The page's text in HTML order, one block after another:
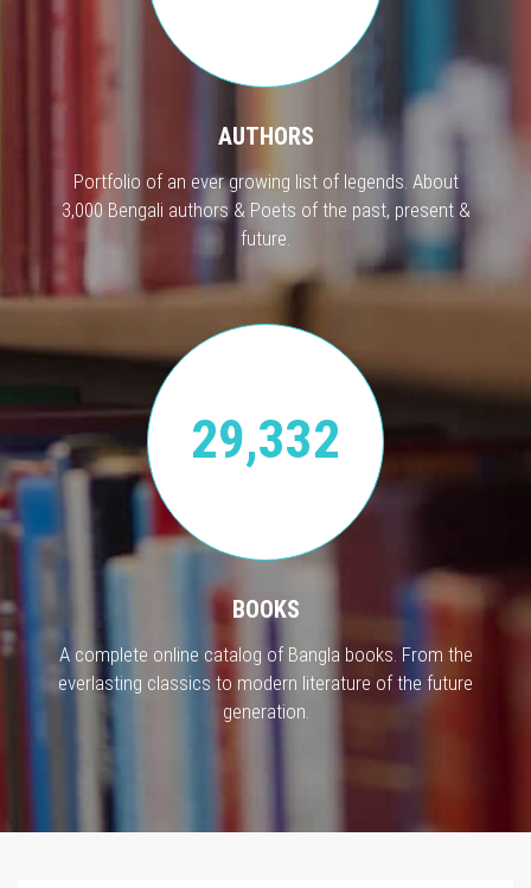
AUTHORS
Portfolio of an ever growing list of legends. About
3,000 Bengali authors & Poets of the past, present &
future.
29,332
BOOKS
A complete online catalog of Bangla books. From the
everlasting classics to modern literature of the future
generation.